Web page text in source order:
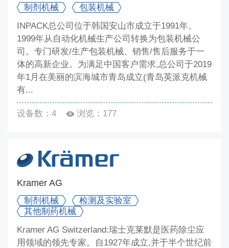
制剂机械
包装机械
INPACK总公司位于韩国安山市成立于1991年。
1999年从自动化机械生产公司转换为包装机械公
司。专门研发/生产包装机械、销售/售后服务于一
体的高新企业。为满足中国客户需求,总公司于2019
年1月在美丽的滨海城市青岛成立(青岛英派克机械
有...
设备数：4 浏览：177
Kramer AG
制剂机械
检测及实验室
其他制药机械
Kramer AG Switzerland:瑞士克莱默是医药除尘应
用领域的领先专家。自1927年成立,并于半个世纪前